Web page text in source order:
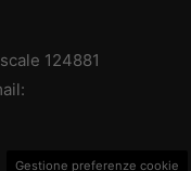
124881
Gestione preferenze cookie